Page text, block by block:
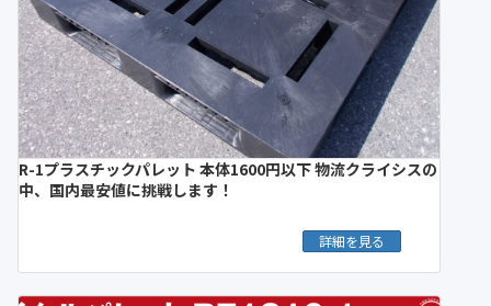
R-1プラスチックパレット 本体1600円以下 物流クライシスの
中、国内最安値に挑戦します！
詳細を見る